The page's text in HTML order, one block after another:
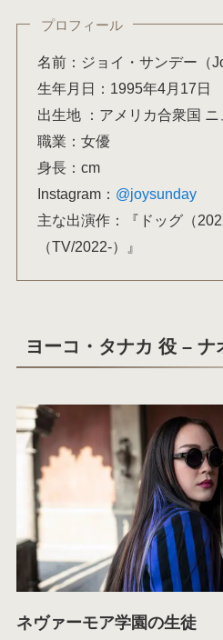
プロフィール
名前：ジョイ・サンデー（
生年月日：1995年4月17日
出生地 ：アメリカ合衆国 ニ
職業：女優
身長：cm
Instagram： @joysunday
主な出演作：『ドッグ（
（TV/2022-）』
ヨーコ・タナカ 役 – ナ
ネヴァーモア学園の生徒